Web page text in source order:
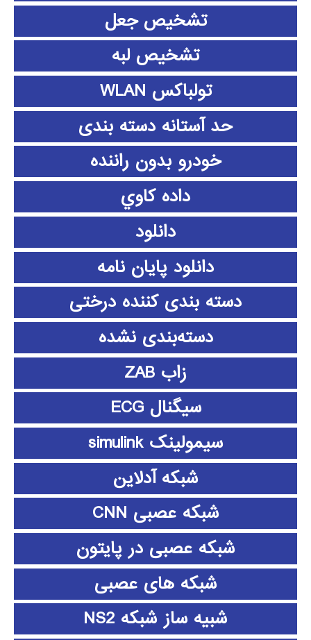
تشخیص جعل
تشخیص لبه
تولباکس WLAN
حد آستانه دسته بندی
خودرو بدون راننده
داده كاوي
دانلود
دانلود پايان نامه
دسته بندی کننده درختی
دسته‌بندی نشده
زاب ZAB
سیگنال ECG
سیمولینک simulink
شبکه آدلاین
شبکه عصبی CNN
شبکه عصبی در پایتون
شبکه های عصبی
شبیه ساز شبکه NS2